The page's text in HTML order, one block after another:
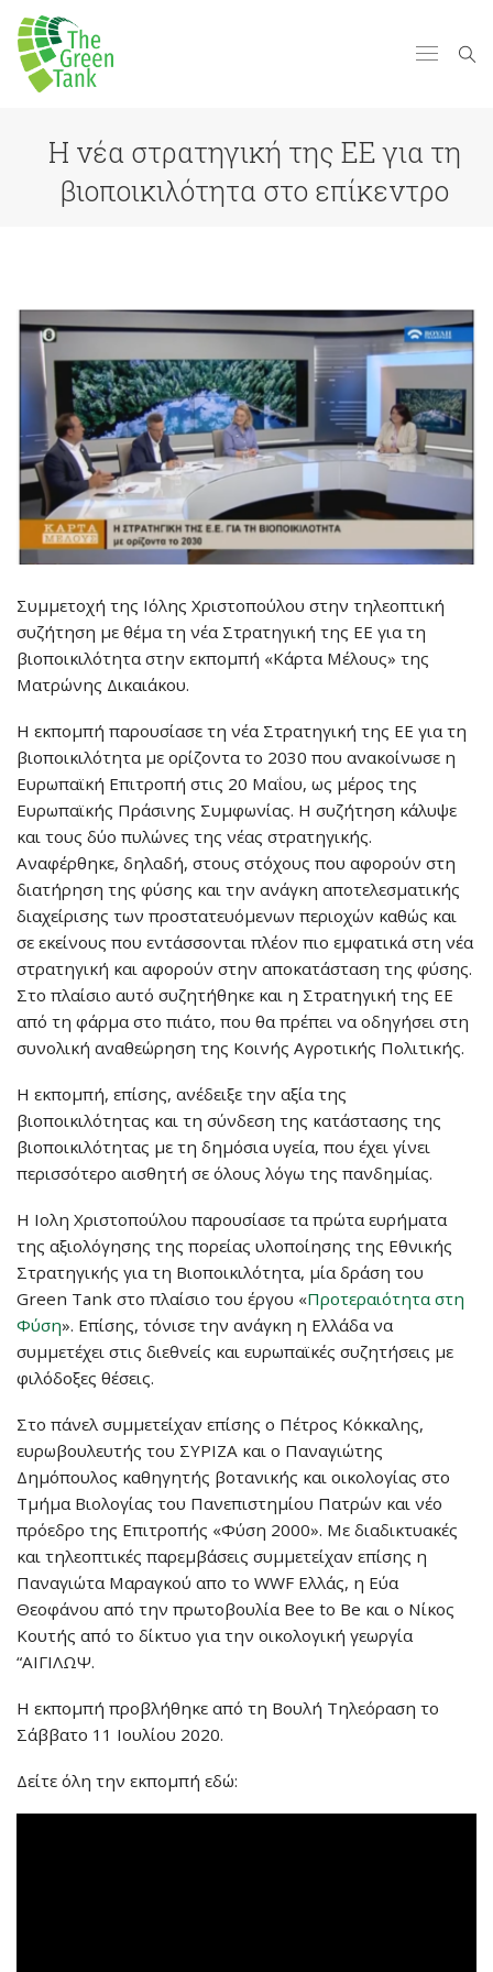
Η νέα στρατηγική της ΕΕ για τη
βιοποικιλότητα στο επίκεντρο
Συμμετοχή της Ιόλης Χριστοπούλου στην τηλεοπτική
συζήτηση με θέμα τη νέα Στρατηγική της ΕΕ για τη
βιοποικιλότητα στην εκπομπή «Κάρτα Μέλους» της
Ματρώνης Δικαιάκου.
Η εκπομπή παρουσίασε τη νέα Στρατηγική της ΕΕ για τη
βιοποικιλότητα με ορίζοντα το 2030 που ανακοίνωσε η
Ευρωπαϊκή Επιτροπή στις 20 Μαΐου, ως μέρος της
Ευρωπαϊκής Πράσινης Συμφωνίας. Η συζήτηση κάλυψε
και τους δύο πυλώνες της νέας στρατηγικής.
Αναφέρθηκε, δηλαδή, στους στόχους που αφορούν στη
διατήρηση της φύσης και την ανάγκη αποτελεσματικής
διαχείρισης των προστατευόμενων περιοχών καθώς και
σε εκείνους που εντάσσονται πλέον πιο εμφατικά στη νέα
στρατηγική και αφορούν στην αποκατάσταση της φύσης.
Στο πλαίσιο αυτό συζητήθηκε και η Στρατηγική της ΕΕ
από τη φάρμα στο πιάτο, που θα πρέπει να οδηγήσει στη
συνολική αναθεώρηση της Κοινής Αγροτικής Πολιτικής.
Η εκπομπή, επίσης, ανέδειξε την αξία της
βιοποικιλότητας και τη σύνδεση της κατάστασης της
βιοποικιλότητας με τη δημόσια υγεία, που έχει γίνει
περισσότερο αισθητή σε όλους λόγω της πανδημίας.
Η Ιολη Χριστοπούλου παρουσίασε τα πρώτα ευρήματα
της αξιολόγησης της πορείας υλοποίησης της Εθνικής
Στρατηγικής για τη Βιοποικιλότητα, μία δράση του
Green Tank στο πλαίσιο του έργου «Προτεραιότητα στη
Φύση». Επίσης, τόνισε την ανάγκη η Ελλάδα να
συμμετέχει στις διεθνείς και ευρωπαϊκές συζητήσεις με
φιλόδοξες θέσεις.
Στο πάνελ συμμετείχαν επίσης ο Πέτρος Κόκκαλης,
ευρωβουλευτής του ΣΥΡΙΖΑ και ο Παναγιώτης
Δημόπουλος καθηγητής βοτανικής και οικολογίας στο
Τμήμα Βιολογίας του Πανεπιστημίου Πατρών και νέο
πρόεδρο της Επιτροπής «Φύση 2000». Με διαδικτυακές
και τηλεοπτικές παρεμβάσεις συμμετείχαν επίσης η
Παναγιώτα Μαραγκού απο το WWF Ελλάς, η Εύα
Θεοφάνου από την πρωτοβουλία Bee to Be και ο Νίκος
Κουτής από το δίκτυο για την οικολογική γεωργία
“ΑΙΓΙΛΩΨ.
Η εκπομπή προβλήθηκε από τη Βουλή Τηλεόραση το
Σάββατο 11 Ιουλίου 2020.
Δείτε όλη την εκπομπή εδώ: